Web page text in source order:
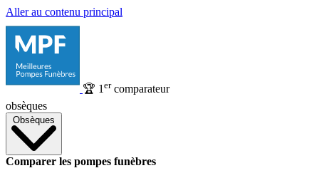
Aller au contenu principal
🏆 1 ercomparateur
obsèques
Obsèques
Comparer les pompes funèbres